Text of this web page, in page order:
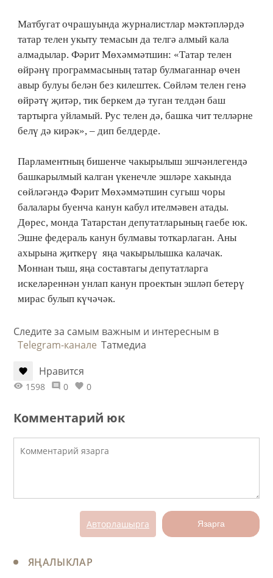
Матбугат очрашуында журналистлар мәктәпләрдә
татар телен укыту темасын да телгә алмый кала
алмадылар. Фәрит Мөхәммәтшин: «Татар телен
өйрәнү программасының татар булмаганнар өчен
авыр булуы белән без килештек. Сөйләм телен генә
өйрәтү җитәр, тик беркем дә туган телдән баш
тартырга уйламый. Рус телен дә, башка чит телләрне
белү дә кирәк», – дип белдерде.
Парламентның бишенче чакырылыш эшчәнлегендә
башкарылмый калган үкенечле эшләре хакында
сөйләгәндә Фәрит Мөхәммәтшин сугыш чоры
балалары буенча канун кабул ителмәвен атады.
Дөрес, монда Татарстан депутатларының гаебе юк.
Эшне федераль канун булмавы тоткарлаган. Аны
ахырына җиткерү яңа чакырылышка калачак.
Моннан тыш, яңа составтагы депутатларга
искеләреннән унлап канун проектын эшләп бетерү
мирас булып күчәчәк.
Следите за самым важным и интересным в
Telegram-канале Татмедиа
Нравится
1598 0 0
Комментарий юк
Авторлашырга Язарга
ЯҢАЛЫКЛАР